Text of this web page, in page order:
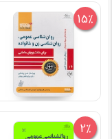
15%
2%